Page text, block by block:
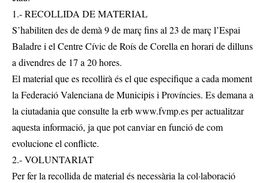
1.- RECOLLIDA DE MATERIAL
S’habiliten des de demà 9 de març fins al 23 de març l’Espai
Baladre i el Centre Cívic de Roís de Corella en horari de dilluns
a divendres de 17 a 20 hores.
El material que es recollirà és el que especifique a cada moment
la Federació Valenciana de Municipis i Províncies. Es demana a
la ciutadania que consulte la erb www.fvmp.es per actualitzar
aquesta informació, ja que pot canviar en funció de com
evolucione el conflicte.
2.- VOLUNTARIAT
Per fer la recollida de material és necessària la col·laboració